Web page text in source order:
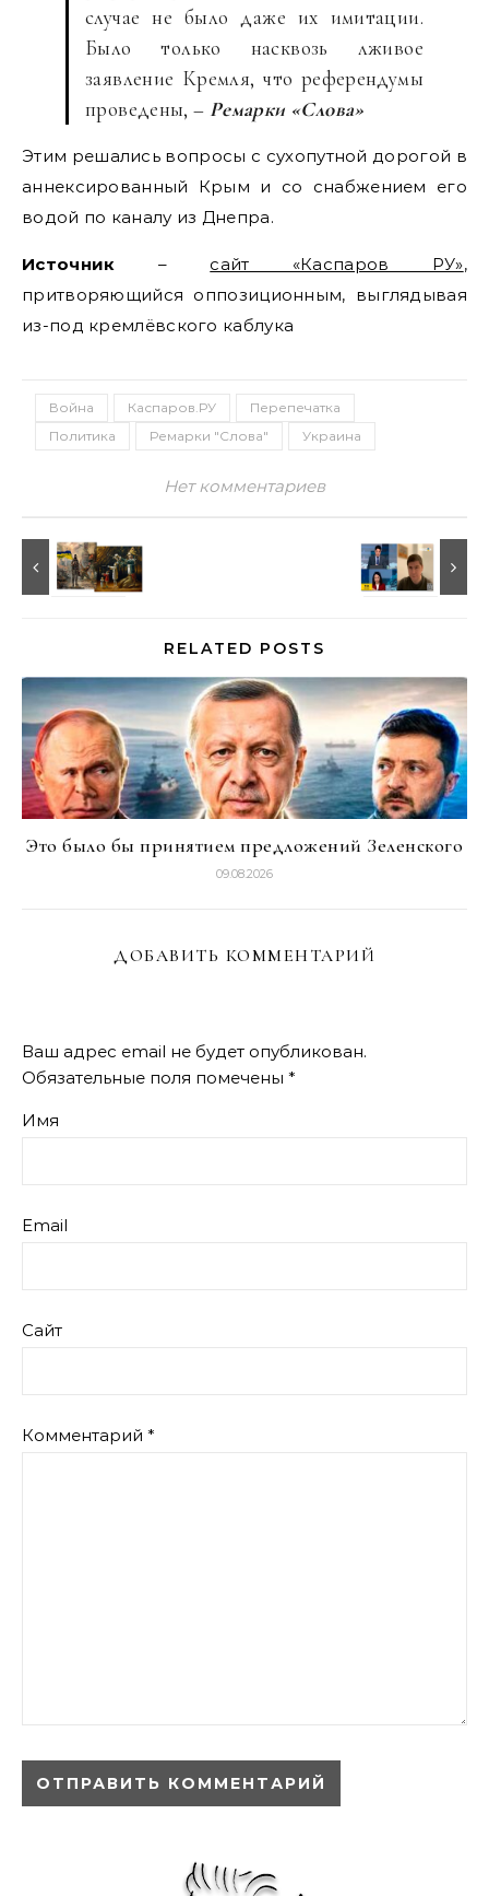
случае не было даже их имитации.
Было только насквозь лживое
заявление Кремля, что референдумы
проведены, – Ремарки «Слова»
Этим решались вопросы с сухопутной дорогой в
аннексированный Крым и со снабжением его
водой по каналу из Днепра.
Источник – сайт «Каспаров РУ»,
притворяющийся оппозиционным, выглядывая
из-под кремлёвского каблука
Война Каспаров.РУ
Перепечатка
Политика
Ремарки "Слова" Украина
Нет комментариев
RELATED POSTS
Это было бы принятием предложений Зеленского
09.08.2026
ДОБАВИТЬ КОММЕНТАРИЙ
Ваш адрес email не будет опубликован.
Обязательные поля помечены *
Имя
Email
Сайт
Комментарий *